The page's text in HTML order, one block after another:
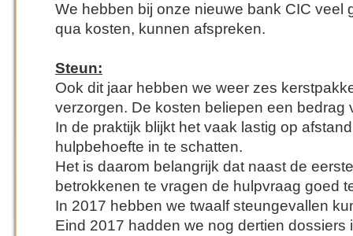
We hebben bij onze nieuwe bank CIC veel
qua kosten, kunnen afspreken.
Steun:
Ook dit jaar hebben we weer zes
verzorgen. De kosten beliepen een bedrag
In de praktijk blijkt het vaak lastig op
hulpbehoefte in te schatten.
Het is daarom belangrijk dat naast de
betrokkenen te vragen de hulpvraag goed
In 2017 hebben we twaalf steungevallen
Eind 2017 hadden we nog dertien dossiers